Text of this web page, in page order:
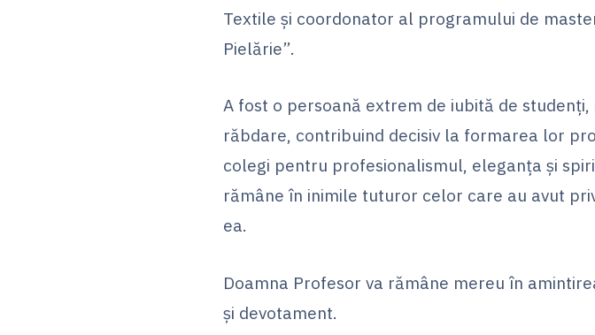
Textile și coordonator al programului de
Pielărie”.
A fost o persoană extrem de iubită de
răbdare, contribuind decisiv la formarea lor
colegi pentru profesionalismul, eleganța și
rămâne în inimile tuturor celor care au avut
ea.
Doamna Profesor va rămâne mereu în
și devotament.